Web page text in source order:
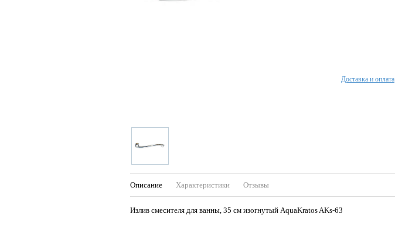
Описание Характеристики Отзывы
Излив смесителя для ванны, 35 см изогнутый AquaKratos AKs-63
Доставка и оплата